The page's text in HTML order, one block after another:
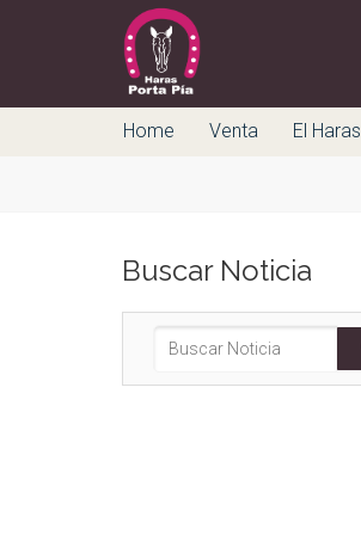
Home Venta El Haras
Buscar Noticia